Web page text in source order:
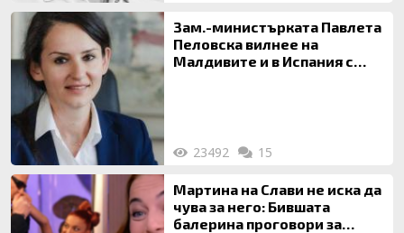
Зам.-министърката Павлета
Пеловска вилнее на
Малдивите и в Испания с
23492 15
Мартина на Слави не иска да
чува за него: Бившата
балерина проговори за